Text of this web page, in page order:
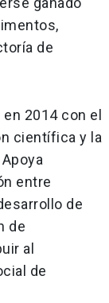
de
2014 con el
científica y la
entre
de
de
al
de